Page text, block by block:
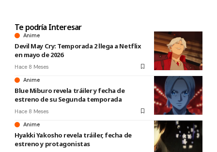
Te podría Interesar
Anime
Devil May Cry: Temporada 2 llega a Netflix
en mayo de 2026
Hace 8 Meses
Anime
Blue Miburo revela tráiler y fecha de
estreno de su Segunda temporada
Hace 8 Meses
Anime
Hyakki Yakosho revela tráiler, fecha de
estreno y protagonistas